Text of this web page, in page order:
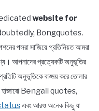
website for
Bongquotes.
পসরা সাজিয়ে প্রতিনিয়ত আমরা
আপনাদের প্রত্যেকটি অনুভূতির
অনুভূতিকে বাঙ্ময় করে তোলার
হাজারো Bengali quotes,
এবং আরও অনেক কিছু যা